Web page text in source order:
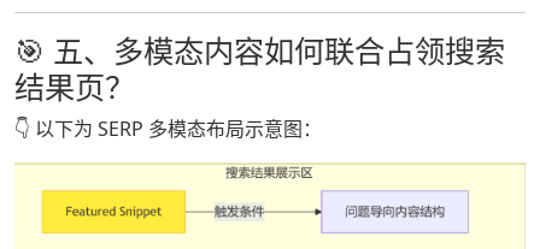
🎯 五、多模态内容如何联合占领搜索
结果页？
👇 以下为 SERP 多模态布局示意图：